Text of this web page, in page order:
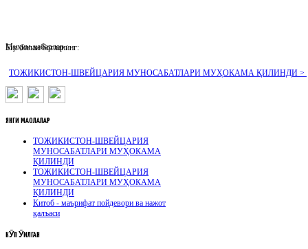
Муҳим хабарлар :
ТОЖИКИСТОН-ШВЕЙЦАРИЯ МУНОСАБАТЛАРИ МУҲОКАМА ҚИЛИНДИ >
Биз билан боғланинг:
ЯНГИ МАҚОЛАЛАР
ТОЖИКИСТОН-ШВЕЙЦАРИЯ
МУНОСАБАТЛАРИ МУҲОКАМА
ҚИЛИНДИ
ТОЖИКИСТОН-ШВЕЙЦАРИЯ
МУНОСАБАТЛАРИ МУҲОКАМА
ҚИЛИНДИ
Китоб - маърифат пойдевори ва нажот
қалъаси
КӮП ӮҚИЛГАН